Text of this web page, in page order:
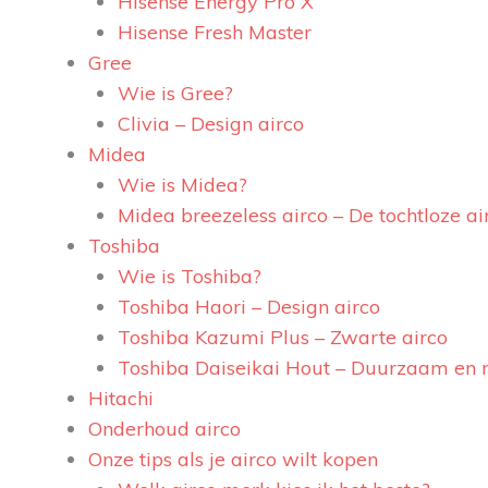
Hisense Fresh Master
Gree
Wie is Gree?
Clivia – Design airco
Midea
Wie is Midea?
Midea breezeless airco – De tochtloze
Toshiba
Wie is Toshiba?
Toshiba Haori – Design airco
Toshiba Kazumi Plus – Zwarte airco
Toshiba Daiseikai Hout – Duurzaam en
Hitachi
Onderhoud airco
Onze tips als je airco wilt kopen